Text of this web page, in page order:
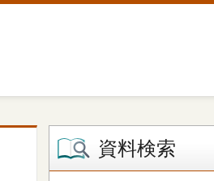
資料検索